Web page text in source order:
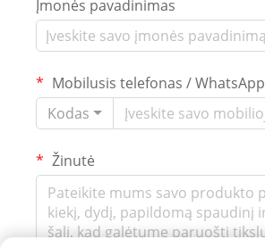
Įmonės pavadinimas
Mobilusis telefonas / WhatsApp
Kodas
Žinutė